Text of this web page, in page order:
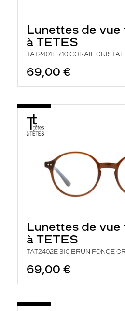
Lunettes de vue
à TETES
TAT2401E 710 CORAIL CRISTAL
69,00 €
Lunettes de vue
à TETES
TAT2402E 310 BRUN FONCE
69,00 €